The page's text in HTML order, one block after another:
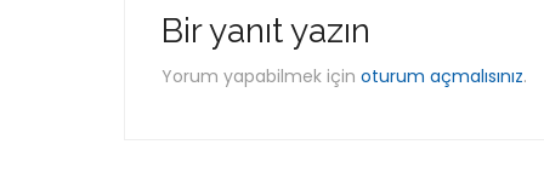
Bir yanıt yazın
Yorum yapabilmek için oturum açmalısınız.